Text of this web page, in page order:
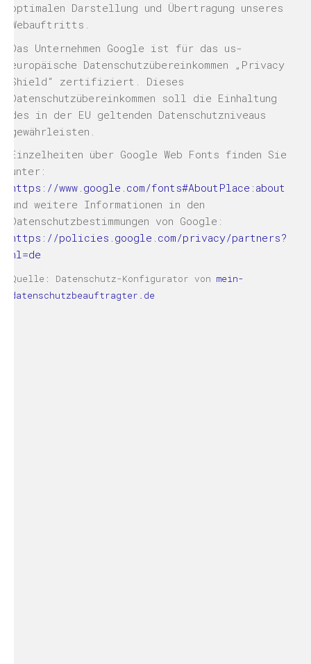
optimalen Darstellung und Übertragung unseres
Webauftritts.
Das Unternehmen Google ist für das us-
europäische Datenschutzübereinkommen „Privacy
Shield“ zertifiziert. Dieses
Datenschutzübereinkommen soll die Einhaltung
des in der EU geltenden Datenschutzniveaus
gewährleisten.
Einzelheiten über Google Web Fonts finden Sie
unter:
https://www.google.com/fonts#AboutPlace:about
und weitere Informationen in den
Datenschutzbestimmungen von Google:
https://policies.google.com/privacy/partners?
hl=de
Quelle: Datenschutz-Konfigurator von mein-
datenschutzbeauftragter.de